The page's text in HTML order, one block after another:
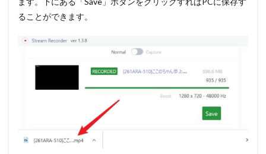
ることができます。